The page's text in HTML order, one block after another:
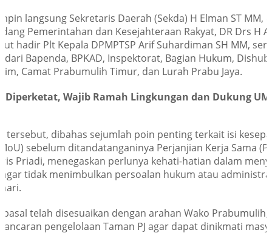
langsung Sekretaris Daerah (Sekda) H Elman ST MM,
Pemerintahan dan Kesejahteraan Rakyat, DR Drs H
hadir Plt Kepala DPMPTSP Arif Suhardiman SH MM,
dari Bapenda, BPKAD, Inspektorat, Bagian Hukum,
Camat Prabumulih Timur, dan Lurah Prabu Jaya.
Diperketat, Wajib Ramah Lingkungan dan Dukung
tersebut, dibahas sejumlah poin penting terkait isi
sebelum ditandatanganinya Perjanjian Kerja Sama
Priadi, menegaskan perlunya kehati-hatian dalam
tidak menimbulkan persoalan hukum atau
pasal telah disesuaikan dengan arahan Wako Prabumulih,
pengelolaan Taman PJ agar dapat dinikmati